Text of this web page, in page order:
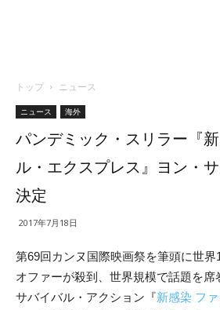
トップ ニュース
ニュース 海外
パンデミック・スリラー『
ル・エクスプレス』ヨン・
決定
2017年7月18日
第69回カンヌ国際映画祭を筆頭に世
オファーが殺到、世界規模で話題を席
サバイバル・アクション『新感染 フ